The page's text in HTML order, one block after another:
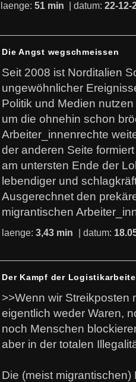
laenge: 51 min | datum: 22-12-
Die Angst wegschmeissen
Seit 2008 ist Norditalien
ungewöhnlicher
Politik und Medien
um die ohnehin schon
Arbeiter_innenrechte
der anderen Seite
am untersten Ende der
lebendiger und
Ausgerechnet den
migrantischen
laenge: 3,43 min | datum:
Der Kampf der
>>Wenn wir Streikposten
eigentlich weder Waren,
noch Menschen
aber in der totalen
Die (meist